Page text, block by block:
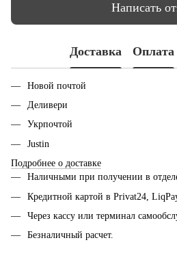
Написать
Доставка Оплата
Новой почтой
Деливери
Укрпочтой
Justin
Подробнее о доставке
Наличными при получении в
Кредитной картой в Privat24,
Через кассу или терминал
Безналичный расчет.